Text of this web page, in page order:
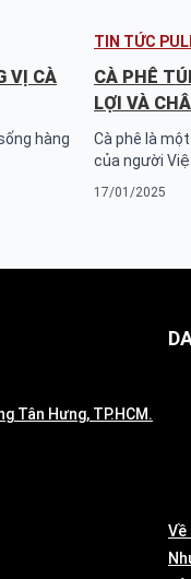
VỊ CÀ
hàng
TIN TỨC
CÀ PHÊ
LỢI VÀ
Cà phê là
của người
17/01/2025
Tân Hưng, TP.HCM.
Về